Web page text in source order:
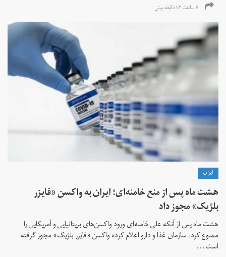
۶ ساعت ۱۳ دقیقه پیش
ايران
هشت ماه پس از منع خامنه‌ای؛ ایران به واکسن «فایزر
بلژیک» مجوز داد
هشت ماه پس از آنکه علی خامنه‌ای ورود واکسن‌های بریتانیایی و آمریکایی را
ممنوع کرد، سازمان غذا و دارو اعلام کرده واکسن «فایزر بلژیک» مجوز گرفته
است...